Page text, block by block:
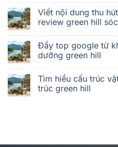
Viết nội dung thu
review green hill
Đẩy top google từ
dưỡng green hill
Tìm hiểu cấu trúc
trúc green hill